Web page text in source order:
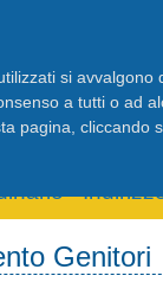
-
Genitori
si
a tutti o ad
pagina, cliccando